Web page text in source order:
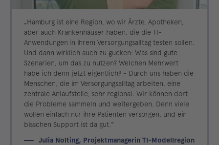
„Hamburg ist eine Region, wo wir Ärzte, Apotheken,
aber auch Krankenhäuser haben, die die TI-
Anwendungen in ihrem Versorgungsalltag testen sollen.
Und dann wirklich auch zu gucken: Was sind gute
Szenarien, um das zu nutzen? Welchen Mehrwert
habe ich denn jetzt eigentlich? - Durch uns haben die
Menschen, die im Versorgungsalltag arbeiten, eine
zentrale Anlaufstelle, sehr regional. Wir können dort
die Probleme sammeln und weitergeben. Denn viele
wollen einfach nur ihre Patienten versorgen, und ein
bisschen Support ist da gut."
Julia Nolting, Projektmanagerin TI-Modellregion